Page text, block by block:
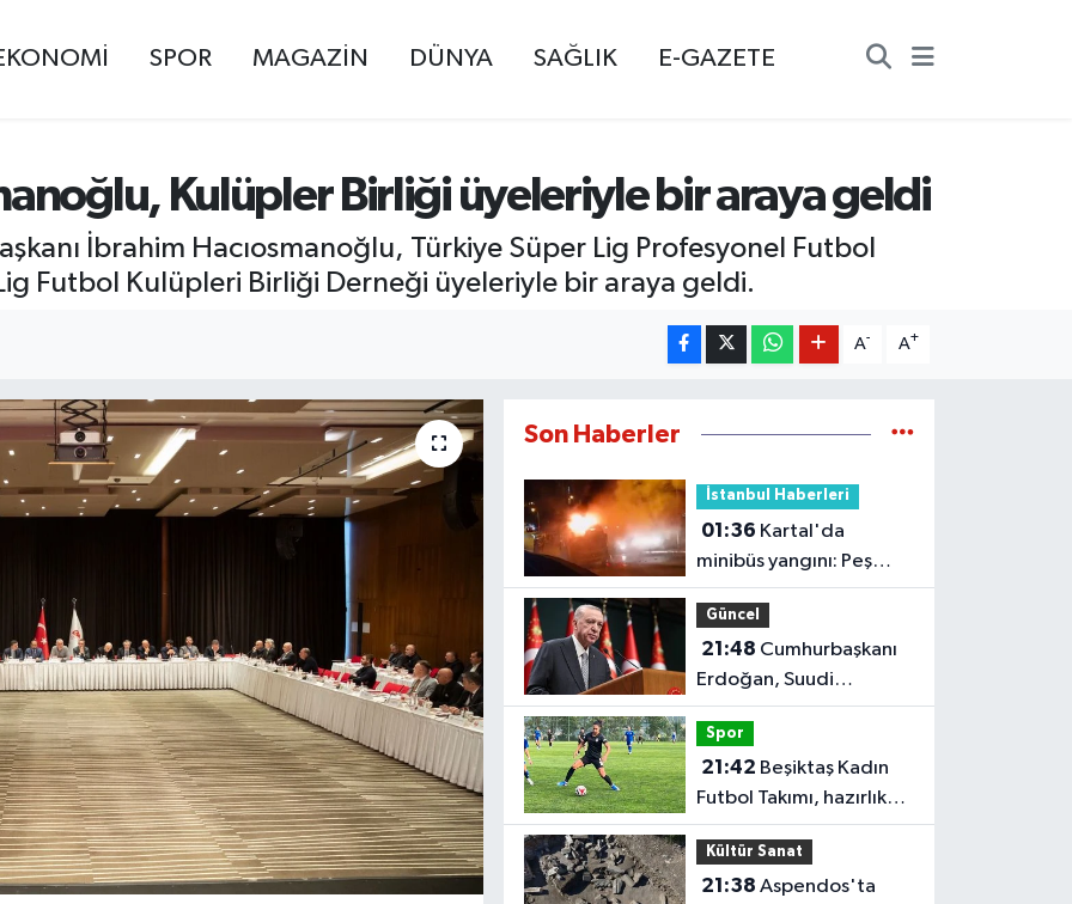
SPOR MAGAZİN DÜNYA SAĞLIK E-GAZETE
Kulüpler Birliği üyeleriyle bir araya geldi
İbrahim Hacıosmanoğlu, Türkiye Süper Lig Profesyonel Futbol
Futbol Kulüpleri Birliği Derneği üyeleriyle bir araya geldi.
A- A+
Son Haberler
İstanbul Haberleri
01:36
minibüs yangını: Peş
peşe patlamalar paniğe
neden oldu
Güncel
21:48
Erdoğan, Suudi
Arabistan'ı ziyaret
edecek
Spor
21:42
Futbol Takımı, hazırlık
maçında FOMGET'i 3-1
mağlup etti
Kültür Sanat
21:38